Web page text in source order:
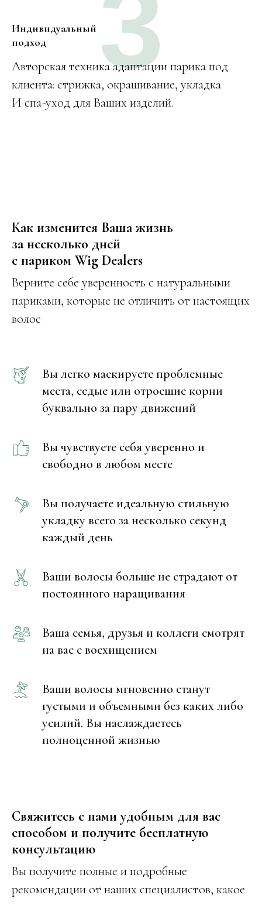
Индивидуальный
подход
Авторская техника адаптации парика под
клиента: стрижка, окрашивание, укладка
И спа-уход для Ваших изделий.
3
Как изменится Ваша жизнь
за несколько дней
с париком Wig Dealers
Верните себе уверенность с натуральными
париками, которые не отличить от настоящих
волос
Вы легко маскируете проблемные
места, седые или отросшие корни
буквально за пару движений
Вы чувствуете себя уверенно и
свободно в любом месте
Вы получаете идеальную стильную
укладку всего за несколько секунд
каждый день
Ваши волосы больше не страдают от
постоянного наращивания
Ваша семья, друзья и коллеги смотрят
на вас с восхищением
Ваши волосы мгновенно станут
густыми и объемными без каких либо
усилий. Вы наслаждаетесь
полноценной жизнью
Свяжитесь с нами удобным для вас
способом и получите бесплатную
консультацию
Вы получите полные и подробные
рекомендации от наших специалистов, какое